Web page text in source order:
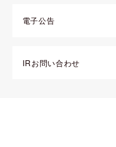
電子公告
IRお問い合わせ